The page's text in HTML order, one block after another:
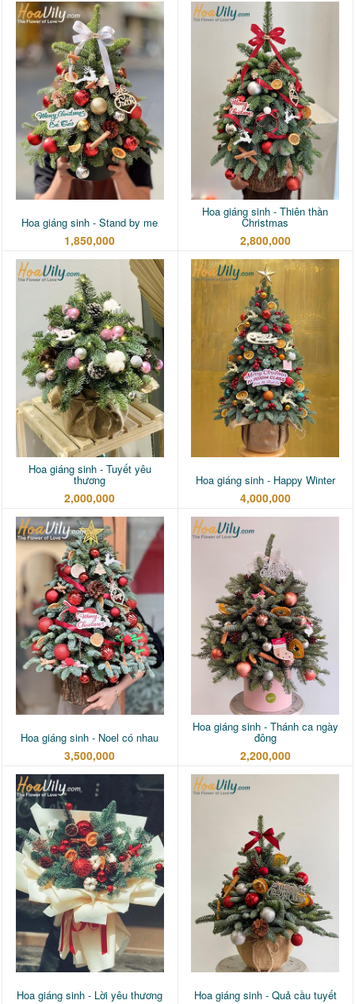
Hoa giáng sinh - Stand by me
1,850,000
Hoa giáng sinh - Thiên thần
Christmas
2,800,000
Hoa giáng sinh - Tuyết yêu
thương
2,000,000
Hoa giáng sinh - Happy Winter
4,000,000
Hoa giáng sinh - Noel có nhau
3,500,000
Hoa giáng sinh - Thánh ca ngày
đông
2,200,000
Hoa giáng sinh - Lời yêu thương Hoa giáng sinh - Quả cầu tuyết